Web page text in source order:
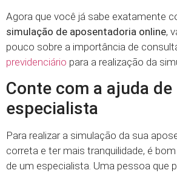
Agora que você já sabe exatamente
simulação de aposentadoria online,
pouco sobre a importância de
previdenciário para a realização da
Conte com a ajuda de
especialista
Para realizar a simulação da sua
correta e ter mais tranquilidade, é
de um especialista. Uma pessoa que